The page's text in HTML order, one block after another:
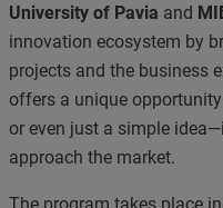
University of Pavia and
innovation ecosystem by
projects and the business
offers a unique
or even just a simple
approach the market.